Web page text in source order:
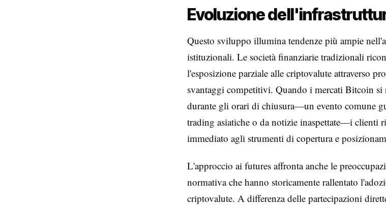
Evoluzione
Questo sviluppo illumina tendenze più ampie
istituzionali. Le società finanziarie tradizionali
l'esposizione parziale alle criptovalute attraverso
svantaggi competitivi. Quando i mercati Bitcoin
durante gli orari di chiusura—un evento comune
trading asiatiche o da notizie inaspettate—i clienti
immediato agli strumenti di copertura e
L'approccio ai futures affronta anche le
normativa che hanno storicamente rallentato
criptovalute. A differenza delle partecipazioni